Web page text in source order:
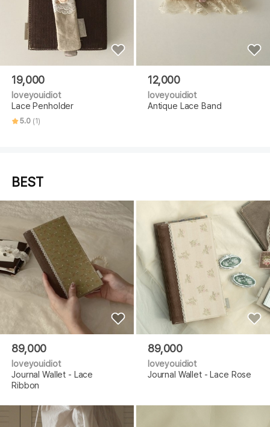
19,000
loveyouidiot
Lace Penholder
5.0 (1)
12,000
loveyouidiot
Antique Lace Band
BEST
89,000
loveyouidiot
Journal Wallet - Lace
Ribbon
89,000
loveyouidiot
Journal Wallet - Lace Rose